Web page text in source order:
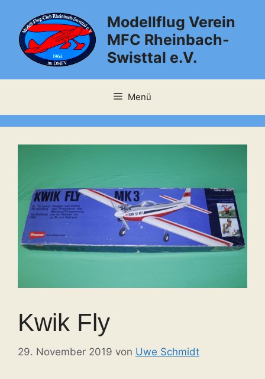
springen
Modellflug Verein
MFC Rheinbach-
Swisttal e.V.
Menü
Kwik Fly
29. November 2019 von Uwe Schmidt